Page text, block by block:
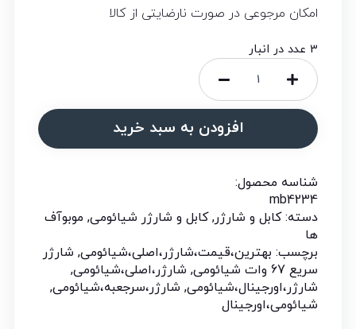
امکان مرجوعی در صورت نارضایتی از کالا
3 عدد در انبار
افزودن به سبد خرید
شناسه محصول:
mb4234
دسته:کابل و شارژر,کابل و شارژر شیائومی, موبوآف
ها
برچسب: بهترین،قیمت،شارژر،اصلی،شیائومی, شارژر
سریع 67 وات شیائومی
, شارژر،اصلی،شیائومی,
شارژر،اورجینال،شیائومی, شارژر،سرجعبه،شیائومی,
شیائومی،اورجینال